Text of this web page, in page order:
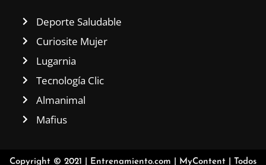
Deporte Saludable
Curiosite Mujer
Lugarnia
Tecnología Clic
Almanimal
Mafius
Copyright © 2021 | Entrenamiento.com MyContent | Todos